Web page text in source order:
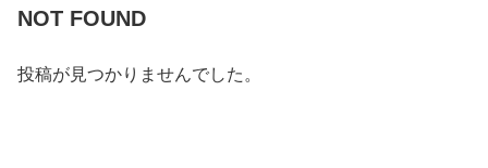
NOT FOUND
投稿が見つかりませんでした。